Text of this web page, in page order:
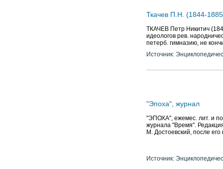
Ткачев П.Н. (1844-
ТКАЧЕВ Петр Никитич
идеологов рев.
петерб. гимназию, не
Источник:
"Эпоха", журнал
"ЭПОХА", ежемес. лит. и
журнала "Время".
М. Достоевский, после
Источник: